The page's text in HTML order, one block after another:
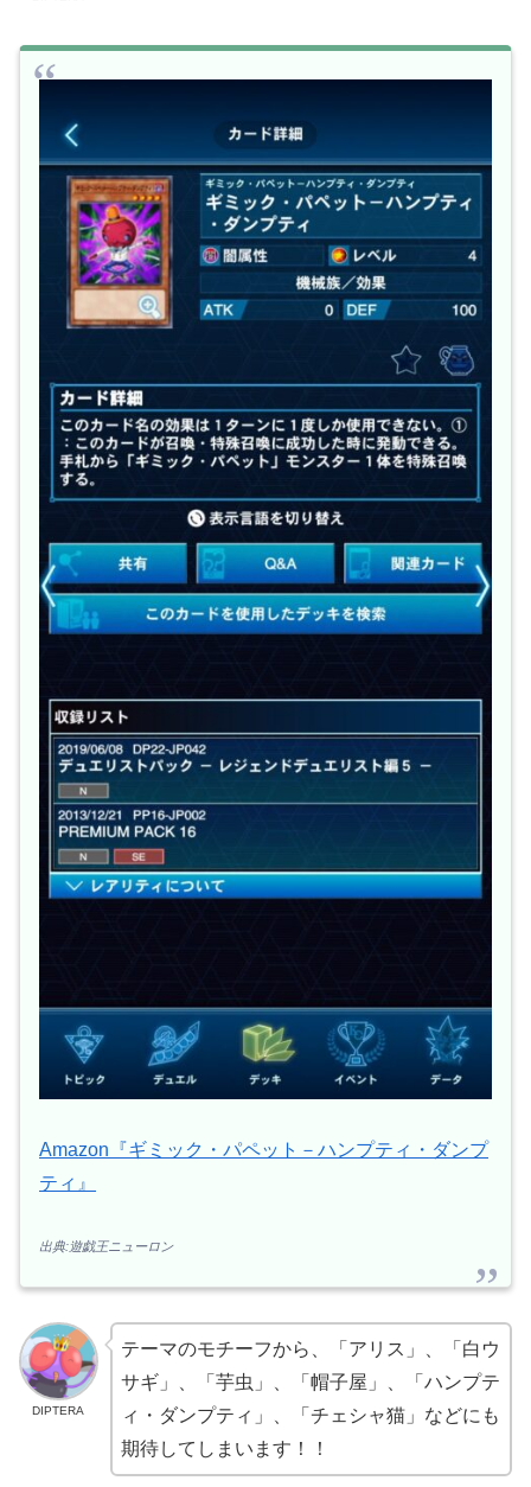
Amazon『ギミック・パペット－ハンプティ・ダンプ
ティ』
出典:遊戯王ニューロン
DIPTERA
テーマのモチーフから、「アリス」、「白ウ
サギ」、「芋虫」、「帽子屋」、「ハンプテ
ィ・ダンプティ」、「チェシャ猫」などにも
期待してしまいます！！